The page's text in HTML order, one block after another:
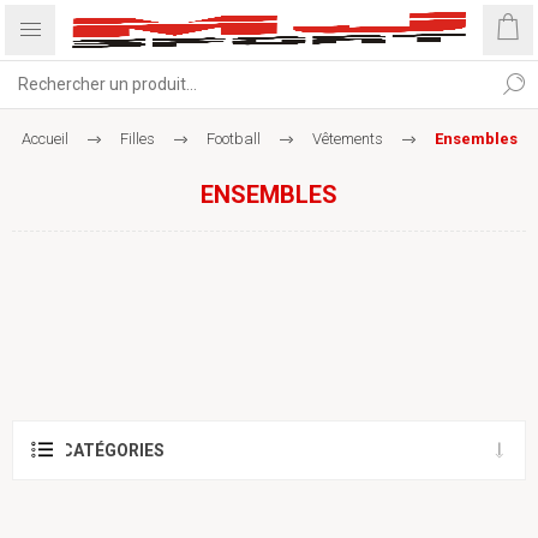
Accueil Filles Football Vêtements Ensembles
ENSEMBLES
CATÉGORIES